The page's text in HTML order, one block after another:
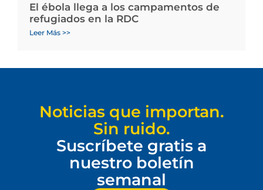
El ébola llega a los campamentos de
refugiados en la RDC
Leer Más >>
Noticias que importan.
Sin ruido.
Suscríbete gratis a
nuestro boletín
semanal